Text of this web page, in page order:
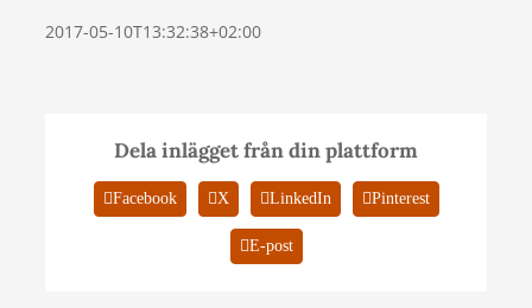
2017-05-10T13:32:38+02:00
Dela inlägget från din plattform
Facebook X LinkedIn Pinterest
E-post